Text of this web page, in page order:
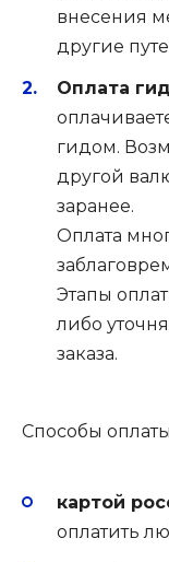
внесения
другие
Оплата
гидом.
другой
заранее.
Оплата
Этапы
либо
заказа.
Способы
картой
оплатить